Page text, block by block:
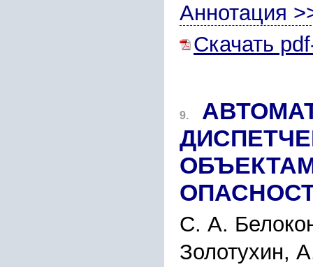
Аннотация
Скачать
9.
С. А.
Золотухин,